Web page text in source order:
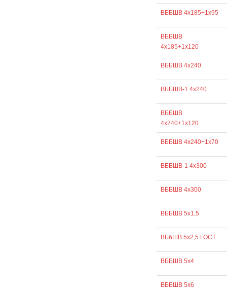
ВББШВ 4х185+1х95
ВББШВ
4х185+1х120
ВББШВ 4х240
ВББШВ-1 4х240
ВББШВ
4х240+1х120
ВББШВ 4х240+1х70
ВББШВ-1 4х300
ВББШВ 4х300
ВББШВ 5х1,5
ВБбШВ 5х2,5 ГОСТ
ВББШВ 5х4
ВББШВ 5х6